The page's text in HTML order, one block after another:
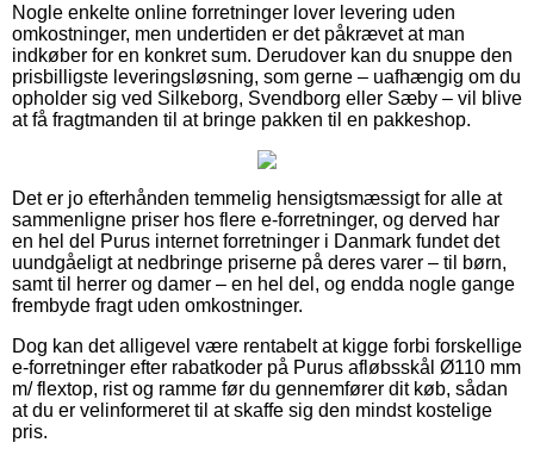
Nogle enkelte online forretninger lover levering uden
omkostninger, men undertiden er det påkrævet at man
indkøber for en konkret sum. Derudover kan du snuppe den
prisbilligste leveringsløsning, som gerne – uafhængig om du
opholder sig ved Silkeborg, Svendborg eller Sæby – vil blive
at få fragtmanden til at bringe pakken til en pakkeshop.
Det er jo efterhånden temmelig hensigtsmæssigt for alle at
sammenligne priser hos flere e-forretninger, og derved har
en hel del Purus internet forretninger i Danmark fundet det
uundgåeligt at nedbringe priserne på deres varer – til børn,
samt til herrer og damer – en hel del, og endda nogle gange
frembyde fragt uden omkostninger.
Dog kan det alligevel være rentabelt at kigge forbi forskellige
e-forretninger efter rabatkoder på Purus afløbsskål Ø110 mm
m/ flextop, rist og ramme før du gennemfører dit køb, sådan
at du er velinformeret til at skaffe sig den mindst kostelige
pris.